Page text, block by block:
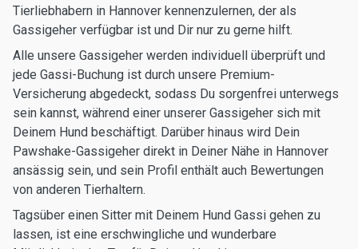
Tierliebhabern in Hannover kennenzulernen, der als
Gassigeher verfügbar ist und Dir nur zu gerne hilft.
Alle unsere Gassigeher werden individuell überprüft und
jede Gassi-Buchung ist durch unsere Premium-
Versicherung abgedeckt, sodass Du sorgenfrei unterwegs
sein kannst, während einer unserer Gassigeher sich mit
Deinem Hund beschäftigt. Darüber hinaus wird Dein
Pawshake-Gassigeher direkt in Deiner Nähe in Hannover
ansässig sein, und sein Profil enthält auch Bewertungen
von anderen Tierhaltern.
Tagsüber einen Sitter mit Deinem Hund Gassi gehen zu
lassen, ist eine erschwingliche und wunderbare